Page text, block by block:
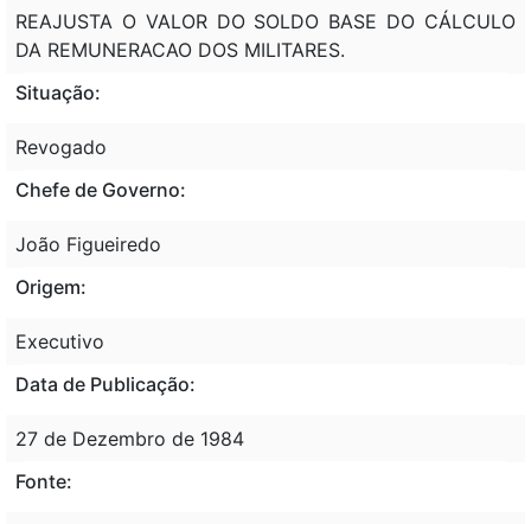
REAJUSTA O VALOR DO SOLDO BASE DO CÁLCULO
DA REMUNERACAO DOS MILITARES.
Situação:
Revogado
Chefe de Governo:
João Figueiredo
Origem:
Executivo
Data de Publicação:
27 de Dezembro de 1984
Fonte: